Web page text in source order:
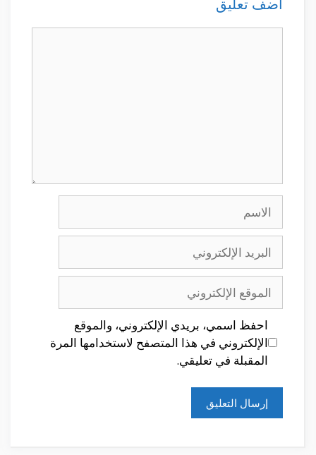
أضف تعليق
الاسم
البريد
الإلكتروني
الموقع
الإلكتروني
احفظ اسمي، بريدي الإلكتروني، والموقع
الإلكتروني في هذا المتصفح لاستخدامها المرة
المقبلة في تعليقي.